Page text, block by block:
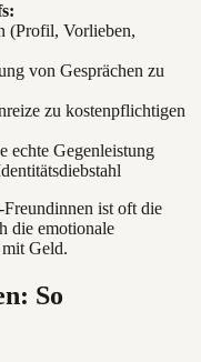
(Profil, Vorlieben,
von Gesprächen zu
zu kostenpflichtigen
echte Gegenleistung
ist oft die
die emotionale
Geld.
So